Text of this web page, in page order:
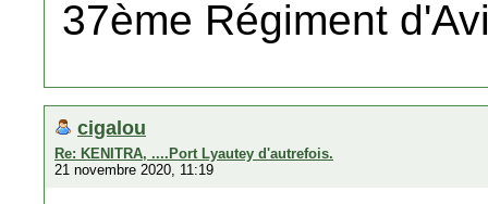
37ème Régiment
cigalou
Re: KENITRA, ....Port Lyautey d'autrefois.
21 novembre 2020, 11:19